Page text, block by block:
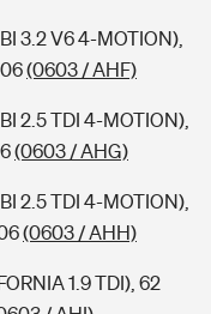
3.2 V6 4-MOTION),
(0603 / AHF)
2.5 TDI 4-MOTION),
(0603 / AHG)
2.5 TDI 4-MOTION),
(0603 / AHH)
1.9 TDI), 62